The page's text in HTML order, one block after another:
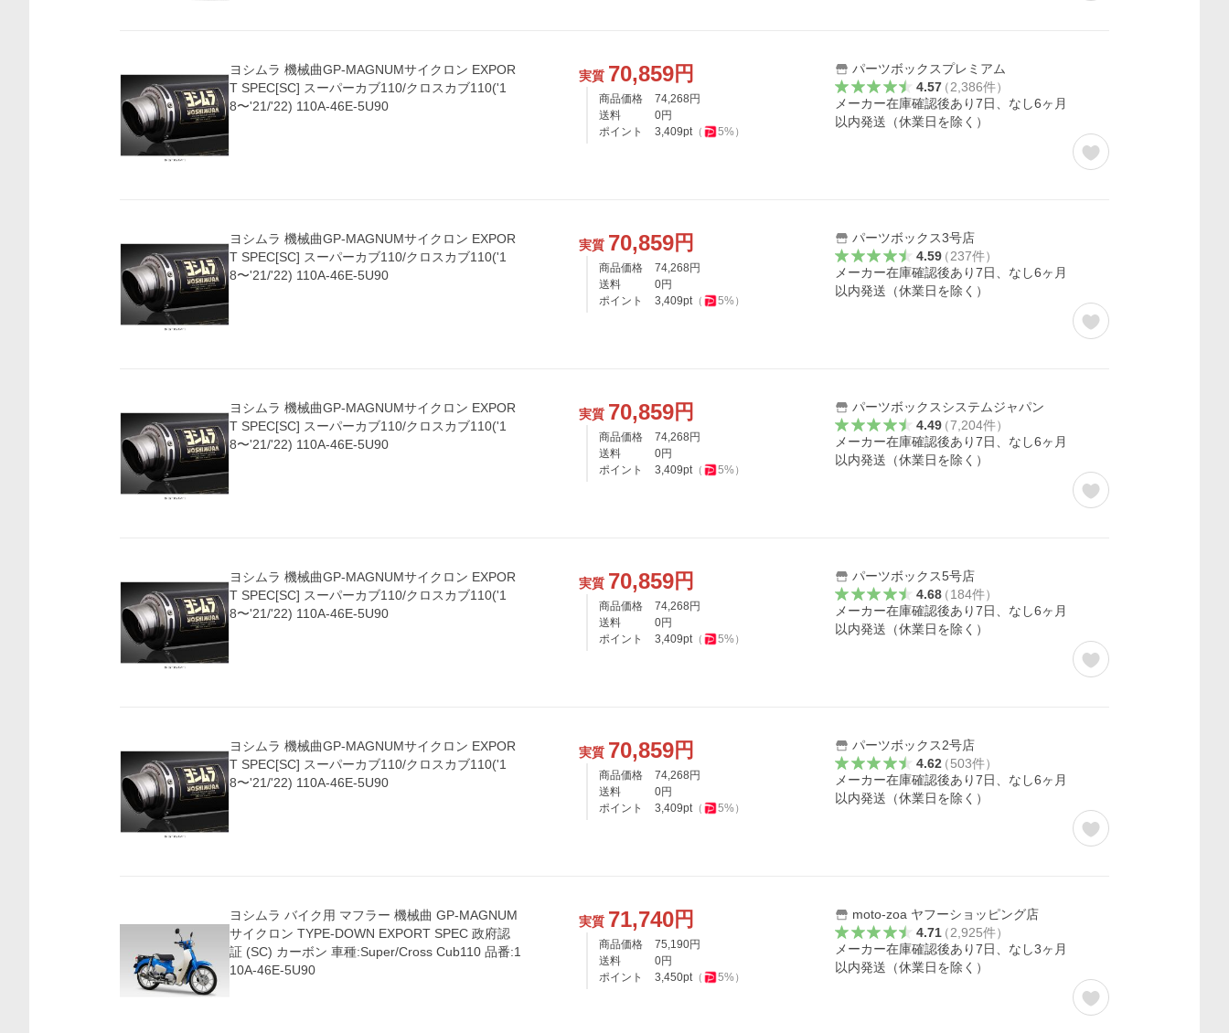
ヨシムラ 機械曲GP-MAGNUMサイクロン EXPOR
T SPEC[SC] スーパーカブ110/クロスカブ110('1
8〜'21/'22) 110A-46E-5U90
実質 70,859円
商品価格 74,268 円
送料
0円
ポイント
3,409pt（ 5%）
パーツボックスプレミアム
4.57（2,386件）
メーカー在庫確認後あり7日、なし6ヶ月
以内発送（休業日を除く）
ヨシムラ 機械曲GP-MAGNUMサイクロン EXPOR
T SPEC[SC] スーパーカブ110/クロスカブ110('1
8〜'21/'22) 110A-46E-5U90
実質 70,859円
商品価格 74,268 円
送料
0円
ポイント
3,409pt（ 5%）
パーツボックス3号店
4.59（237件）
メーカー在庫確認後あり7日、なし6ヶ月
以内発送（休業日を除く）
ヨシムラ 機械曲GP-MAGNUMサイクロン EXPOR
T SPEC[SC] スーパーカブ110/クロスカブ110('1
8〜'21/'22) 110A-46E-5U90
実質 70,859円
商品価格 74,268 円
送料
0円
ポイント
3,409pt（ 5%）
パーツボックスシステムジャパン
4.49（7,204件）
メーカー在庫確認後あり7日、なし6ヶ月
以内発送（休業日を除く）
ヨシムラ 機械曲GP-MAGNUMサイクロン EXPOR
T SPEC[SC] スーパーカブ110/クロスカブ110('1
8〜'21/'22) 110A-46E-5U90
実質 70,859円
商品価格 74,268 円
送料
0円
ポイント
3,409pt（ 5%）
パーツボックス5号店
4.68（184件）
メーカー在庫確認後あり7日、なし6ヶ月
以内発送（休業日を除く）
ヨシムラ 機械曲GP-MAGNUMサイクロン EXPOR
T SPEC[SC] スーパーカブ110/クロスカブ110('1
8〜'21/'22) 110A-46E-5U90
実質 70,859円
商品価格 74,268 円
送料
0円
ポイント
3,409pt（ 5%）
パーツボックス2号店
4.62（503件）
メーカー在庫確認後あり7日、なし6ヶ月
以内発送（休業日を除く）
ヨシムラ バイク用 マフラー 機械曲 GP-MAGNUM
サイクロン TYPE-DOWN EXPORT SPEC 政府認
証 (SC) カーボン 車種:Super/Cross Cub110 品番:1
10A-46E-5U90
実質 71,740円
商品価格 75,190円
送料
0円
ポイント
3,450pt（ 5%）
moto-zoa ヤフーショッピング店
4.71（2,925件）
メーカー在庫確認後あり7日、なし3ヶ月
以内発送（休業日を除く）